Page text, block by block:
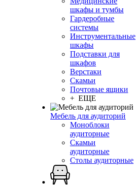
шкафы и тумбы
Гардеробные
системы
Инструментальные
шкафы
Подставки для
шкафов
Верстаки
Скамьи
Почтовые ящики
+ ЕЩЕ
Мебель для аудиторий
Моноблоки
аудиторные
Скамьи
аудиторные
Столы аудиторные